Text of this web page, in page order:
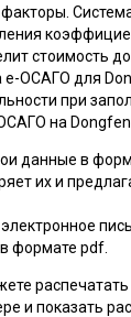
стоимость
ОСАГО для
при
на
данные в
их и
формате pdf.
и показать